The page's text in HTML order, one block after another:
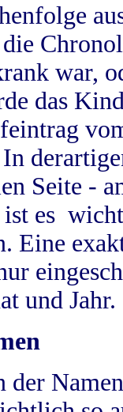
war,
das
Seite -
es
Eine
und Jahr.
der